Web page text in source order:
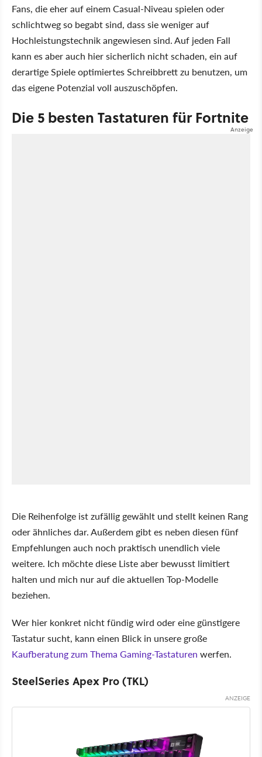
Fans, die eher auf einem Casual-Niveau spielen oder
schlichtweg so begabt sind, dass sie weniger auf
Hochleistungstechnik angewiesen sind. Auf jeden Fall
kann es aber auch hier sicherlich nicht schaden, ein auf
derartige Spiele optimiertes Schreibbrett zu benutzen, um
das eigene Potenzial voll auszuschöpfen.
Die 5 besten Tastaturen für Fortnite
Die Reihenfolge ist zufällig gewählt und stellt keinen Rang
oder ähnliches dar. Außerdem gibt es neben diesen fünf
Empfehlungen auch noch praktisch unendlich viele
weitere. Ich möchte diese Liste aber bewusst limitiert
halten und mich nur auf die aktuellen Top-Modelle
beziehen.
Wer hier konkret nicht fündig wird oder eine günstigere
Tastatur sucht, kann einen Blick in unsere große
Kaufberatung zum Thema Gaming-Tastaturen werfen.
SteelSeries Apex Pro (TKL)